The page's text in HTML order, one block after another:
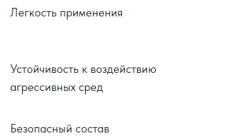
Устойчивость к воздействию
агрессивных сред
Легкость применения
Безопасный состав